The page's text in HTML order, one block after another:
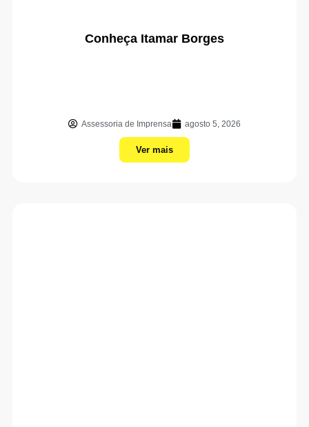
Conheça Itamar Borges
Assessoria de Imprensa agosto 5, 2026
Ver mais